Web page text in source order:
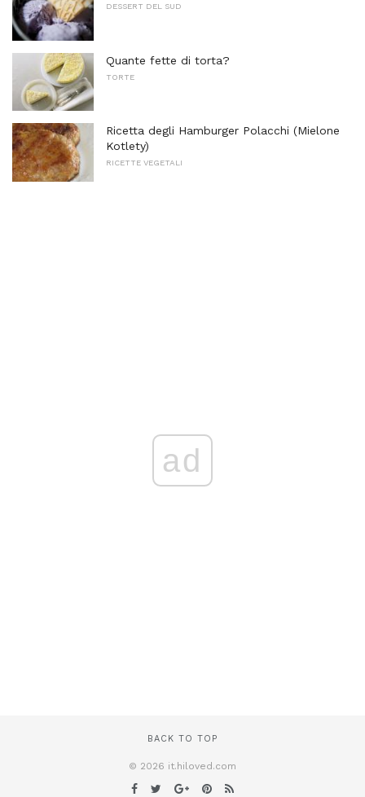
DESSERT DEL SUD
Quante fette di torta?
TORTE
Ricetta degli Hamburger Polacchi (Mielone
Kotlety)
RICETTE VEGETALI
ad
BACK TO TOP
© 2026 it.hiloved.com